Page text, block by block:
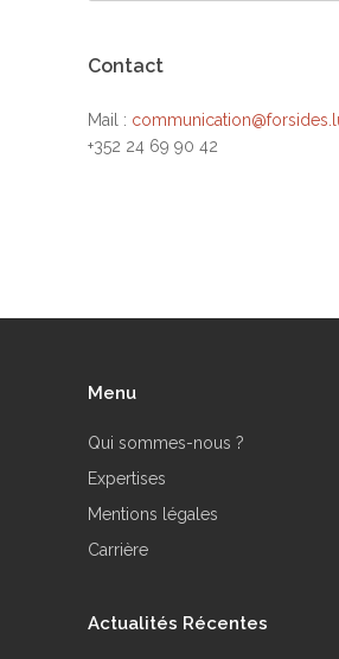
Contact
Mail :
+352 24 69 90 42
Menu
Qui sommes-nous ?
Expertises
Mentions légales
Carrière
Actualités Récentes